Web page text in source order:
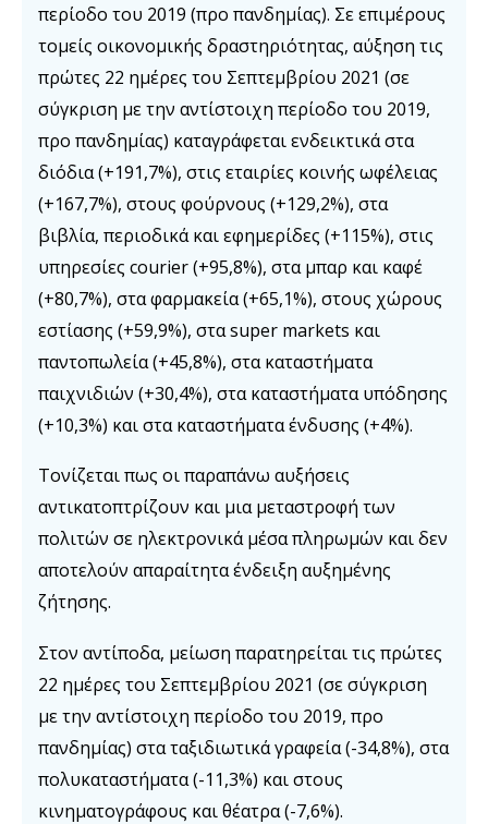
περίοδο του 2019 (προ πανδημίας). Σε επιμέρους
τομείς οικονομικής δραστηριότητας, αύξηση τις
πρώτες 22 ημέρες του Σεπτεμβρίου 2021 (σε
σύγκριση με την αντίστοιχη περίοδο του 2019,
προ πανδημίας) καταγράφεται ενδεικτικά στα
διόδια (+191,7%), στις εταιρίες κοινής ωφέλειας
(+167,7%), στους φούρνους (+129,2%), στα
βιβλία, περιοδικά και εφημερίδες (+115%), στις
υπηρεσίες courier (+95,8%), στα μπαρ και καφέ
(+80,7%), στα φαρμακεία (+65,1%), στους χώρους
εστίασης (+59,9%), στα super markets και
παντοπωλεία (+45,8%), στα καταστήματα
παιχνιδιών (+30,4%), στα καταστήματα υπόδησης
(+10,3%) και στα καταστήματα ένδυσης (+4%).
Τονίζεται πως οι παραπάνω αυξήσεις
αντικατοπτρίζουν και μια μεταστροφή των
πολιτών σε ηλεκτρονικά μέσα πληρωμών και δεν
αποτελούν απαραίτητα ένδειξη αυξημένης
ζήτησης.
Στον αντίποδα, μείωση παρατηρείται τις πρώτες
22 ημέρες του Σεπτεμβρίου 2021 (σε σύγκριση
με την αντίστοιχη περίοδο του 2019, προ
πανδημίας) στα ταξιδιωτικά γραφεία (-34,8%), στα
πολυκαταστήματα (-11,3%) και στους
κινηματογράφους και θέατρα (-7,6%).